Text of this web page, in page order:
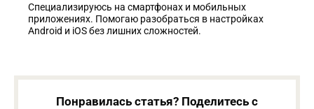
Специализируюсь на смартфонах и мобильных
приложениях. Помогаю разобраться в настройках
Android и iOS без лишних сложностей.
Понравилась статья? Поделитесь с